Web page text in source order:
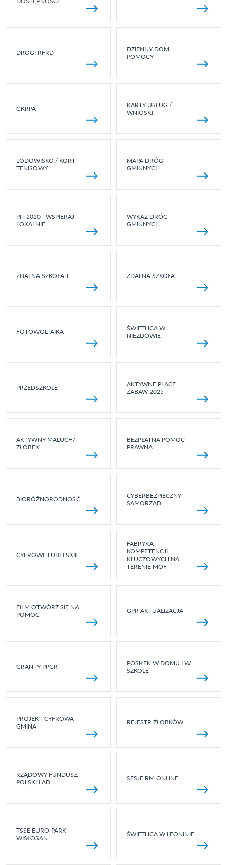
DROGI RFRD
DZIENNY DOM
POMOCY
GKRPA
KARTY USŁUG /
WNIOSKI
LODOWISKO / KORT
TENISOWY
MAPA DRÓG
GMINNYCH
PIT 2020 - WSPIERAJ
LOKALNIE
WYKAZ DRÓG
GMINNYCH
ZDALNA SZKOŁA + ZDALNA SZKOŁA
FOTOWOLTAIKA
ŚWIETLICA W
NIEZDOWIE
PRZEDSZKOLE
AKTYWNE PLACE
ZABAW 2025
AKTYWNY MALUCH/
ŻŁOBEK
BEZPŁATNA POMOC
PRAWNA
BIORÓŻNORODNOŚĆ
CYBERBEZPIECZNY
SAMORZĄD
CYFROWE LUBELSKIE
FABRYKA
KOMPETENCJI
KLUCZOWYCH NA
TERENIE MOF
FILM OTWÓRZ SIĘ NA
POMOC
GPR AKTUALIZACJA
GRANTY PPGR
POSIŁEK W DOMU I W
SZKOLE
PROJEKT CYFROWA
GMINA
REJESTR ŻŁOBKÓW
RZĄDOWY FUNDUSZ
POLSKI ŁAD
SESJE RM ONLINE
TSSE EURO-PARK
WISŁOSAN
ŚWIETLICA W LEONINIE